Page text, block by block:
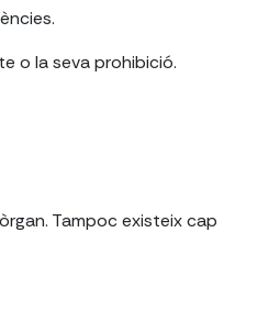
o la seva prohibició.
Tampoc existeix cap